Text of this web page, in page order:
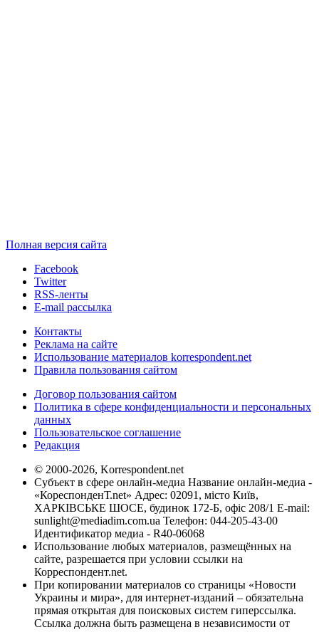
Полная версия сайта
Facebook
Twitter
RSS-ленты
E-mail рассылка
Контакты
Реклама на сайте
Использование материалов korrespondent.net
Правила пользования сайтом
Договор пользования сайтом
Политика в сфере конфиденциальности и персональных
данных
Пользовательское соглашение
Редакция
© 2000-2026, Korrespondent.net
Субъект в сфере онлайн-медиа Название онлайн-медиа -
«КореспонденТ.net» Адрес: 02091, місто Київ,
ХАРКІВСЬКЕ ШОСЕ, будинок 172-Б, офіс 208/1 E-mail:
sunlight@mediadim.com.ua Телефон: 044-205-43-00
Идентификатор медиа - R40-06068
Использование любых материалов, размещённых на
сайте, разрешается при условии ссылки на
Корреспондент.net.
При копировании материалов со страницы «Новости
Украины и мира», для интернет-изданий – обязательна
прямая открытая для поисковых систем гиперссылка.
Ссылка должна быть размещена в независимости от